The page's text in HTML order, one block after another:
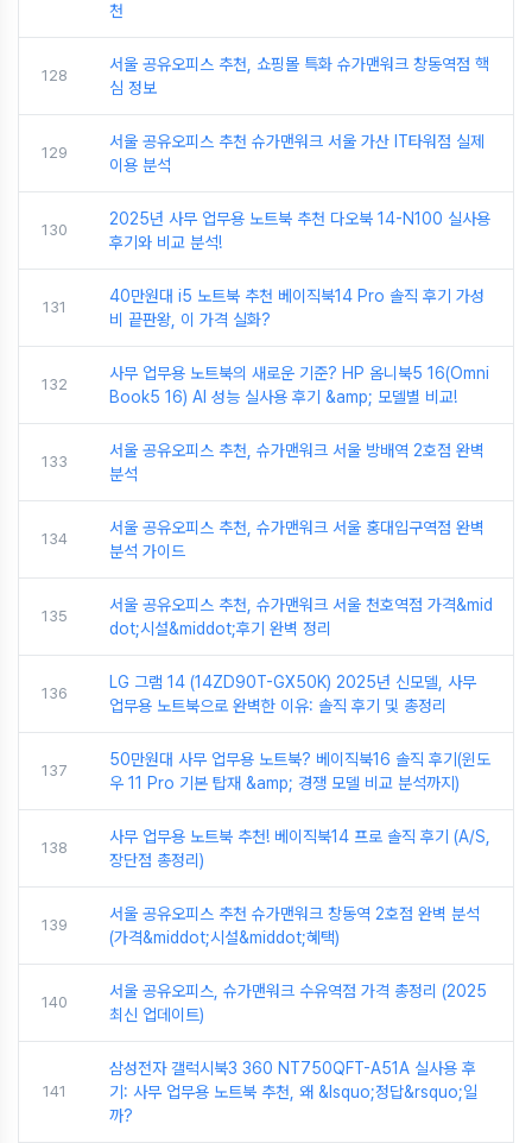
천
128
서울 공유오피스 추천, 쇼핑몰 특화 슈가맨워크 창동역점 핵
심 정보
129
서울 공유오피스 추천 슈가맨워크 서울 가산 IT타워점 실제
이용 분석
130
2025년 사무 업무용 노트북 추천 다오북 14-N100 실사용
후기와 비교 분석!
131
40만원대 i5 노트북 추천 베이직북14 Pro 솔직 후기 가성
비 끝판왕, 이 가격 실화?
132
사무 업무용 노트북의 새로운 기준? HP 옴니북5 16(Omni
Book5 16) AI 성능 실사용 후기 &amp; 모델별 비교!
133
서울 공유오피스 추천, 슈가맨워크 서울 방배역 2호점 완벽
분석
134
서울 공유오피스 추천, 슈가맨워크 서울 홍대입구역점 완벽
분석 가이드
135
서울 공유오피스 추천, 슈가맨워크 서울 천호역점 가격&mid
dot;시설&middot;후기 완벽 정리
136
LG 그램 14 (14ZD90T-GX50K) 2025년 신모델, 사무
업무용 노트북으로 완벽한 이유: 솔직 후기 및 총정리
137
50만원대 사무 업무용 노트북? 베이직북16 솔직 후기(윈도
우 11 Pro 기본 탑재 &amp; 경쟁 모델 비교 분석까지)
138
사무 업무용 노트북 추천! 베이직북14 프로 솔직 후기 (A/S,
장단점 총정리)
139
서울 공유오피스 추천 슈가맨워크 창동역 2호점 완벽 분석
(가격&middot;시설&middot;혜택)
140
서울 공유오피스, 슈가맨워크 수유역점 가격 총정리 (2025
최신 업데이트)
141
삼성전자 갤럭시북3 360 NT750QFT-A51A 실사용 후
기: 사무 업무용 노트북 추천, 왜 &lsquo;정답&rsquo;일
까?